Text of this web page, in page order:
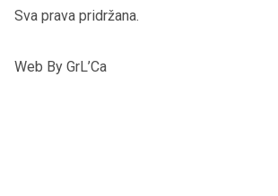
Sva prava pridržana.
Web By GrL’Ca